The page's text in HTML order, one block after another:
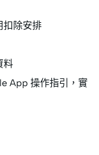
扣除安排
料
App 操作指引，實